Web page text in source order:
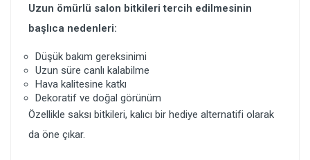
Uzun ömürlü salon bitkileri tercih edilmesinin
başlıca nedenleri:
Düşük bakım gereksinimi
Uzun süre canlı kalabilme
Hava kalitesine katkı
Dekoratif ve doğal görünüm
Özellikle saksı bitkileri, kalıcı bir hediye alternatifi olarak
da öne çıkar.